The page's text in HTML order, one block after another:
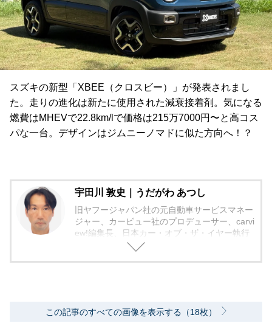
スズキの新型「XBEE（クロスビー）」が発表されまし
た。走りの進化は新たに使用された減衰接着剤。気になる
燃費はMHEVで22.8km/lで価格は215万7000円〜と高コス
パな一台。デザインはジムニーノマドに似た方向へ！？
宇田川 敦史｜うだがわ あつし
旧ヤフージャパン社の元自動車サービスマネー
ジャー、カービュー社のプロデューサー、carvi
ew!編集長、日本カー・オブ・ザ・イヤー執行
の方が車が好きになっていただける世界に貢献
この記事のすべての画像を表示する（18枚）